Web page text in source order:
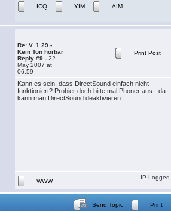
ICQ
YIM AIM
Re: V. 1.29 -
Kein Ton hörbar
Reply #9 - 22.
May 2007 at
06:59
Print Post
Kann es sein, dass DirectSound einfach nicht
funktioniert? Probier doch bitte mal Phoner aus - da
kann man DirectSound deaktivieren.
WWW
IP Logged
Send Topic Print